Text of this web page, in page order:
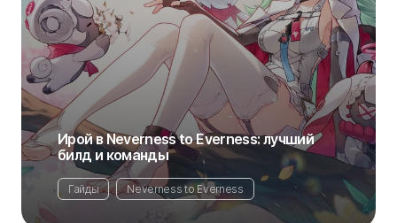
Ирой в Neverness to Everness: лучший
билд и команды
Гайды Neverness to Everness